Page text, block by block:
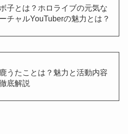
子とは？ホロライブの元気な
チャルYouTuberの魅力とは？
うたことは？魅力と活動内容
底解説